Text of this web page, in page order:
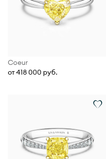
Coeur
от 418 000 руб.